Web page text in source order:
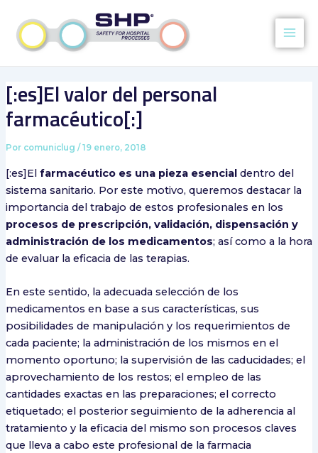
contenido
Main
[:es]El valor del personal
farmacéutico[:]
Por comuniclug / 19 enero, 2018
[:es]El farmacéutico es una pieza esencialdentro del
sistema sanitario. Por este motivo, queremos destacar la
importancia del trabajo de estos profesionales en los
procesos de prescripción, validación, dispensación y
administración de los medicamentos; así como a la hora
de evaluar la eficacia de las terapias.
En este sentido, la adecuada selección de los
medicamentos en base a sus características, sus
posibilidades de manipulación y los requerimientos de
cada paciente; la administración de los mismos en el
momento oportuno; la supervisión de las caducidades; el
aprovechamiento de los restos; el empleo de las
cantidades exactas en las preparaciones; el correcto
etiquetado; el posterior seguimiento de la adherencia al
tratamiento y la eficacia del mismo son procesos claves
que lleva a cabo este profesional de la farmacia
entradas